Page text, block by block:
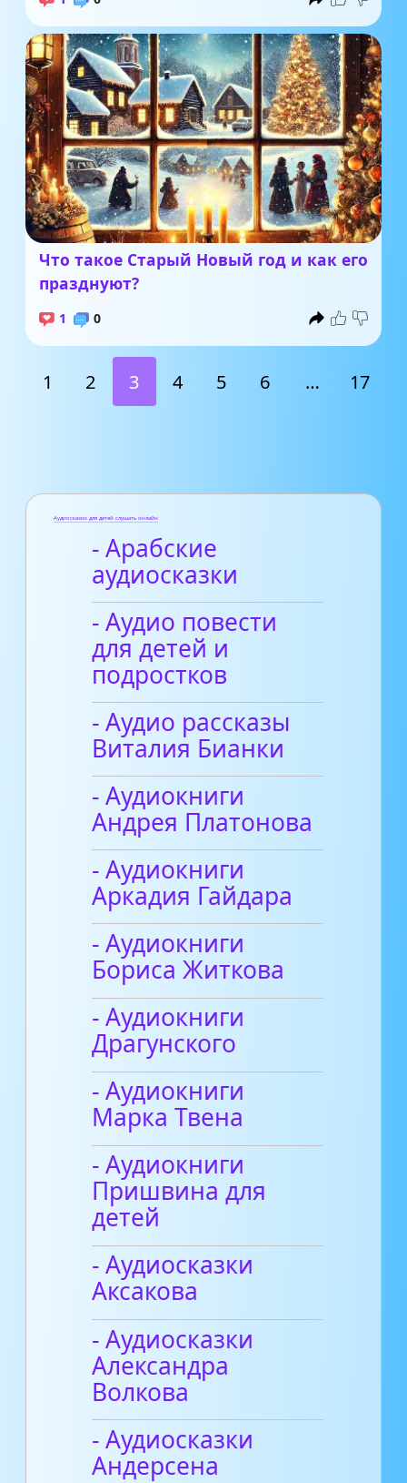
Что такое Старый Новый год и как его
празднуют?
1 0
1 2 3 4 5 6 … 17
Аудиосказки для детей слушать онлайн
- Арабские
аудиосказки
- Аудио повести
для детей и
подростков
- Аудио рассказы
Виталия Бианки
- Аудиокниги
Андрея Платонова
- Аудиокниги
Аркадия Гайдара
- Аудиокниги
Бориса Житкова
- Аудиокниги
Драгунского
- Аудиокниги
Марка Твена
- Аудиокниги
Пришвина для
детей
- Аудиосказки
Аксакова
- Аудиосказки
Александра
Волкова
- Аудиосказки
Андерсена